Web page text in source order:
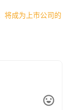
将成为上市公司的